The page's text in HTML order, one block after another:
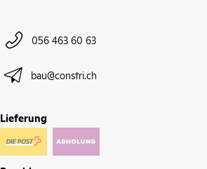
056 463 60 63
bau@constri.ch
Lieferung